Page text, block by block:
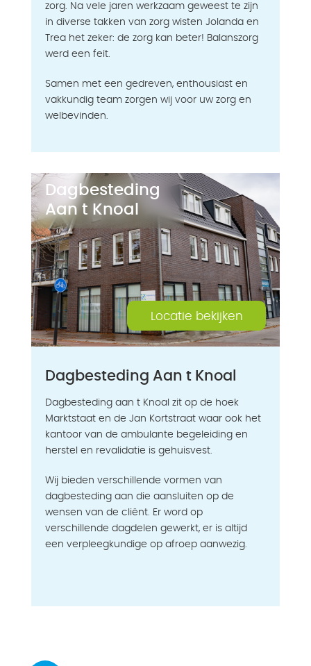
zorg. Na vele jaren werkzaam geweest te zijn
in diverse takken van zorg wisten Jolanda en
Trea het zeker: de zorg kan beter! Balanszorg
werd een feit.
Samen met een gedreven, enthousiast en
vakkundig team zorgen wij voor uw zorg en
welbevinden.
Dagbesteding
Aan t Knoal
Locatie bekijken
Dagbesteding Aan t Knoal
Dagbesteding aan t Knoal zit op de hoek
Marktstaat en de Jan Kortstraat waar ook het
kantoor van de ambulante begeleiding en
herstel en revalidatie is gehuisvest.
Wij bieden verschillende vormen van
dagbesteding aan die aansluiten op de
wensen van de cliënt. Er word op
verschillende dagdelen gewerkt, er is altijd
een verpleegkundige op afroep aanwezig.